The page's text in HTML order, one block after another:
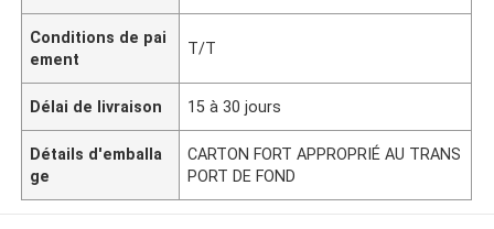
Conditions de pai
ement
T/T
Délai de livraison 15 à 30 jours
Détails d'emballa
ge
CARTON FORT APPROPRIÉ AU TRANS
PORT DE FOND